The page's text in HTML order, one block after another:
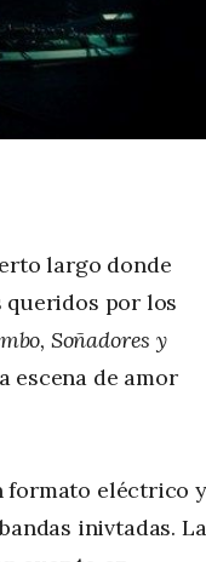
largo donde
queridos por los
Soñadores y
escena de amor
formato eléctrico y
inivtadas. La